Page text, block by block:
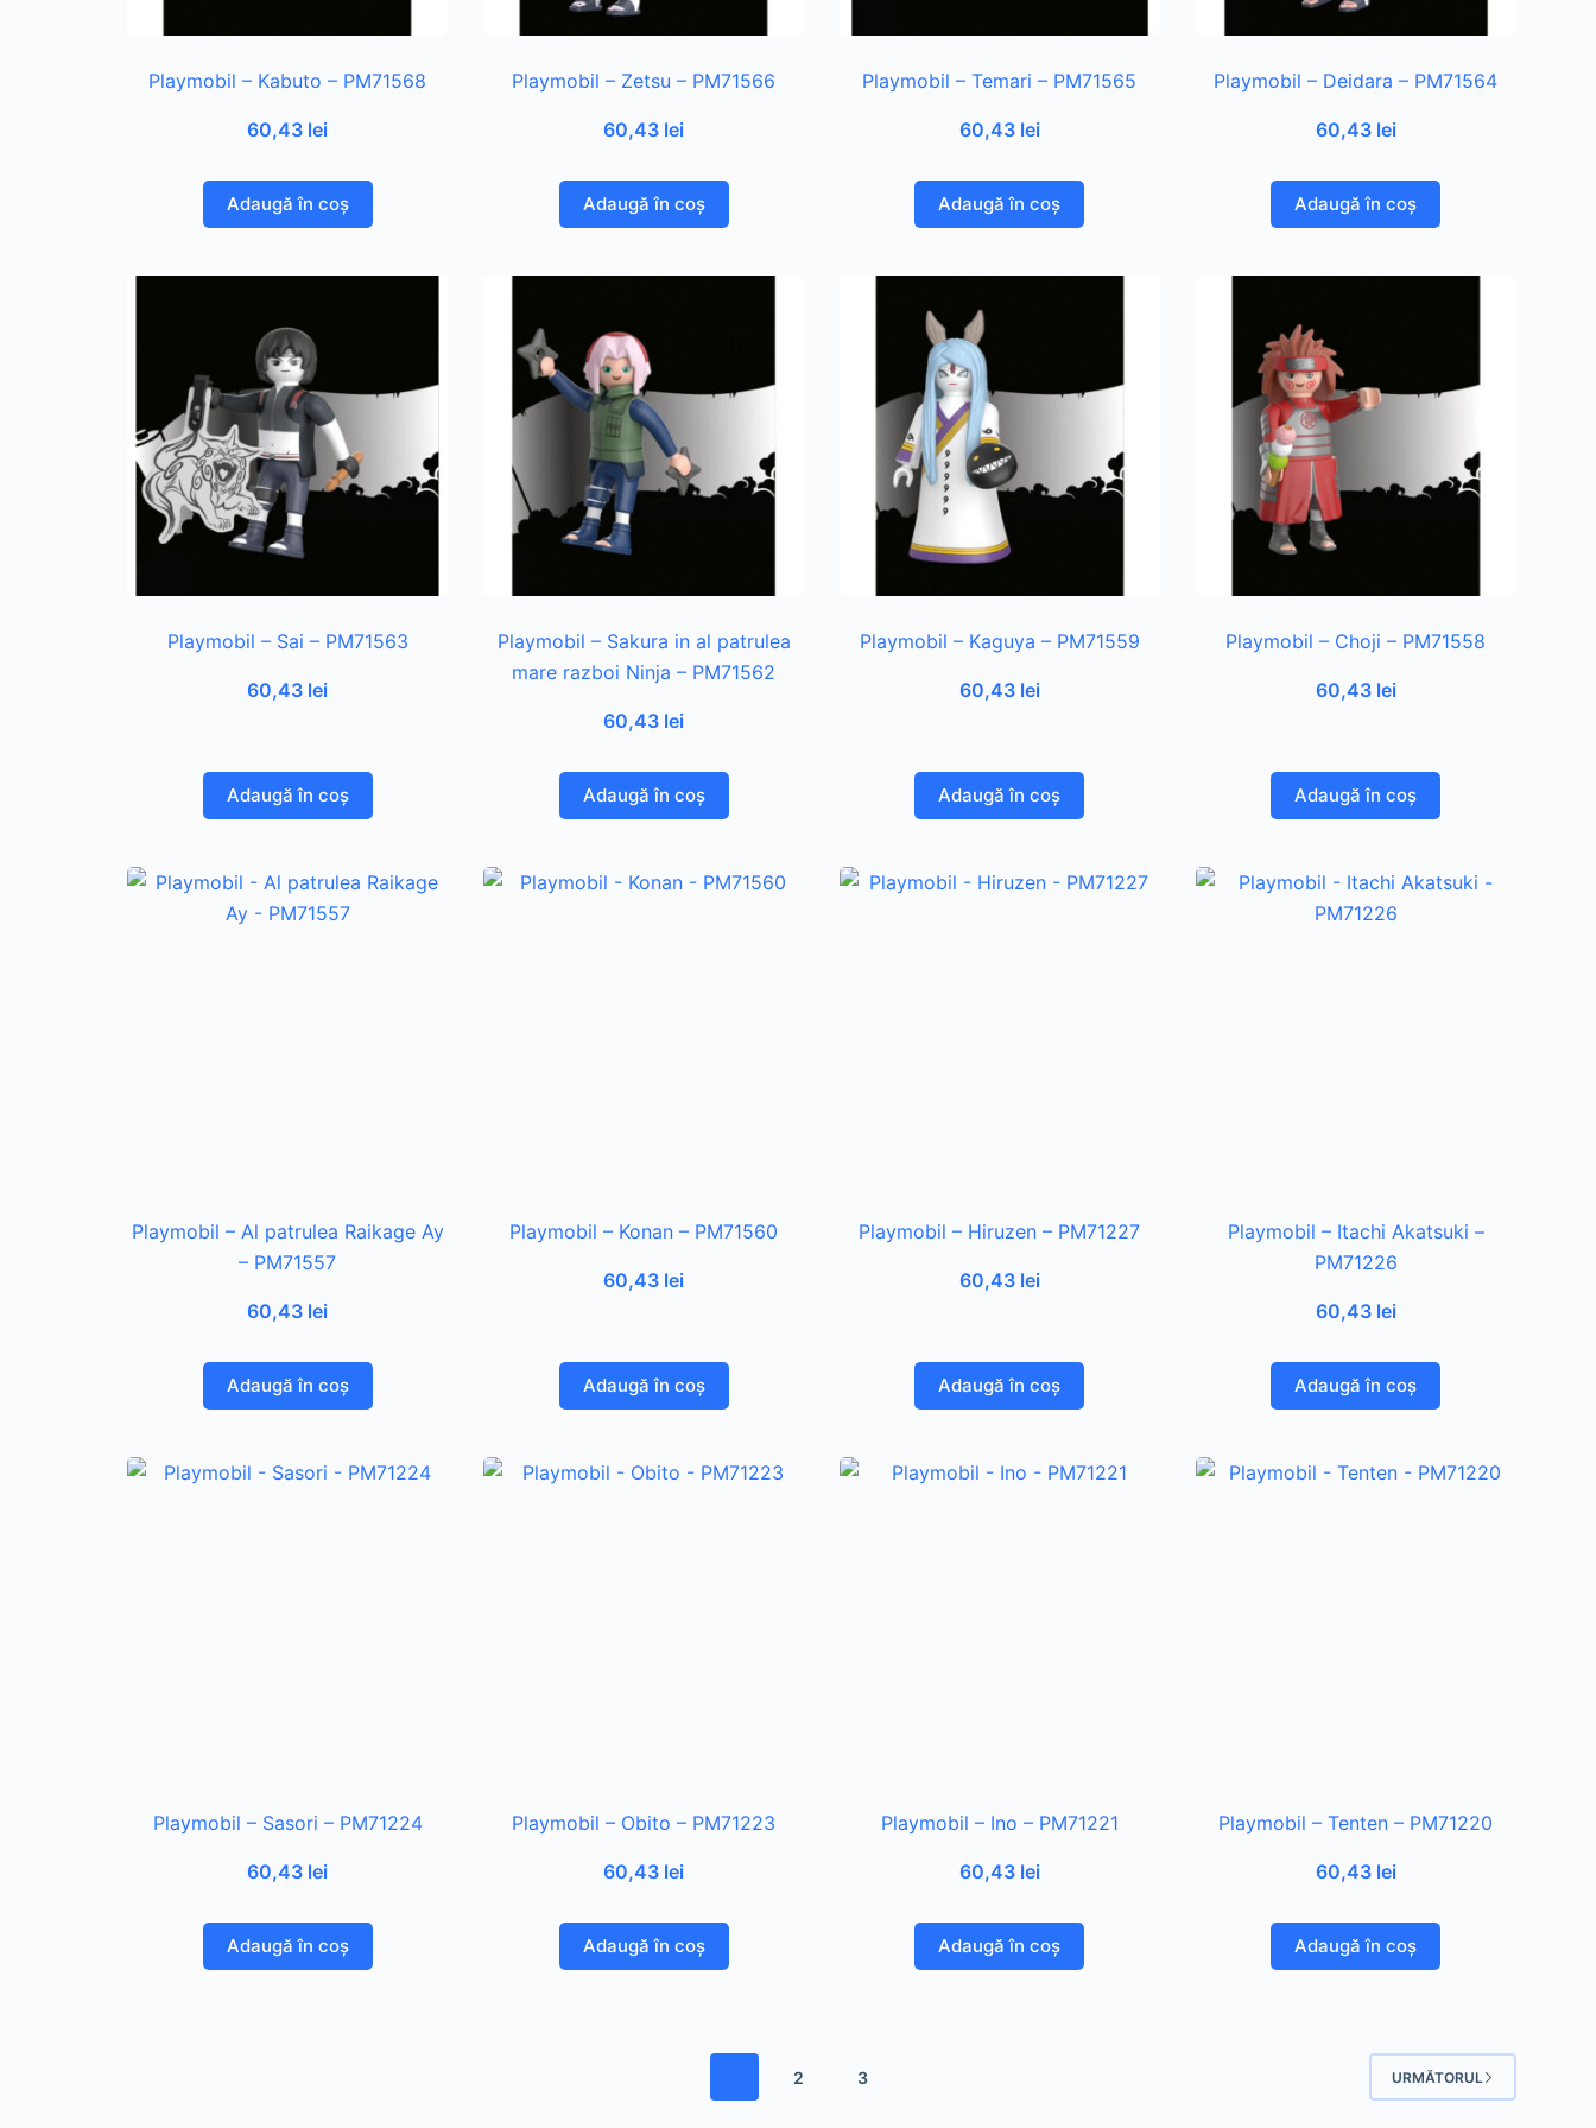
Playmobil – Kabuto – PM71568
60,43 lei
Adaugă în coș
Playmobil – Zetsu – PM71566
60,43 lei
Adaugă în coș
Playmobil – Temari – PM71565
60,43 lei
Adaugă în coș
Playmobil – Deidara – PM71564
60,43 lei
Adaugă în coș
Playmobil – Sai – PM71563
60,43 lei
Adaugă în coș
Playmobil – Sakura in al patrulea
mare razboi Ninja – PM71562
60,43 lei
Adaugă în coș
Playmobil – Kaguya – PM71559
60,43 lei
Adaugă în coș
Playmobil – Choji – PM71558
60,43 lei
Adaugă în coș
Playmobil – Al patrulea Raikage Ay
– PM71557
60,43 lei
Adaugă în coș
Playmobil – Konan – PM71560
60,43 lei
Adaugă în coș
Playmobil – Hiruzen – PM71227
60,43 lei
Adaugă în coș
Playmobil – Itachi Akatsuki –
PM71226
60,43 lei
Adaugă în coș
Playmobil – Sasori – PM71224
60,43 lei
Adaugă în coș
Playmobil – Obito – PM71223
60,43 lei
Adaugă în coș
Playmobil – Ino – PM71221
60,43 lei
Adaugă în coș
Playmobil – Tenten – PM71220
60,43 lei
Adaugă în coș
2 3 URMĂTORUL